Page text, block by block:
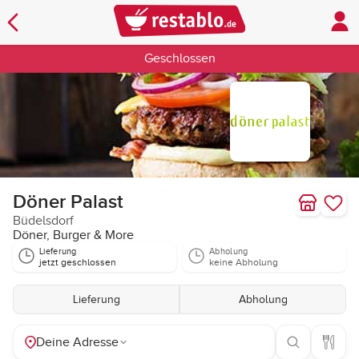
Geschlossen
Döner Palast
Büdelsdorf
Döner, Burger & More
Lieferung
jetzt geschlossen
Abholung
keine Abholung
Lieferung Abholung
Deine Adresse